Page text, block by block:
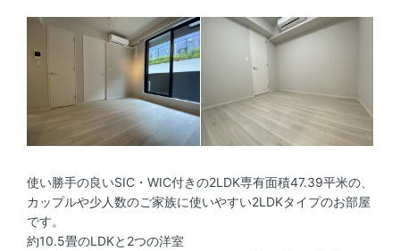
使い勝手の良いSIC・WIC付きの2LDK専有面積47.39平米の、
カップルや少人数のご家族に使いやすい2LDKタイプのお部屋
です。
約10.5畳のLDKと2つの洋室